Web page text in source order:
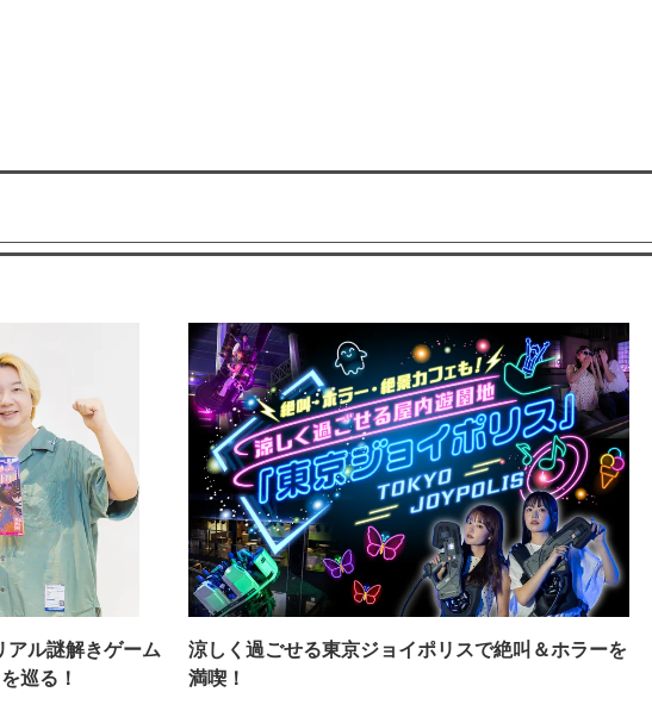
アル謎解きゲーム
巡る！
涼しく過ごせる東京ジョイポリスで絶叫＆ホラーを
満喫！